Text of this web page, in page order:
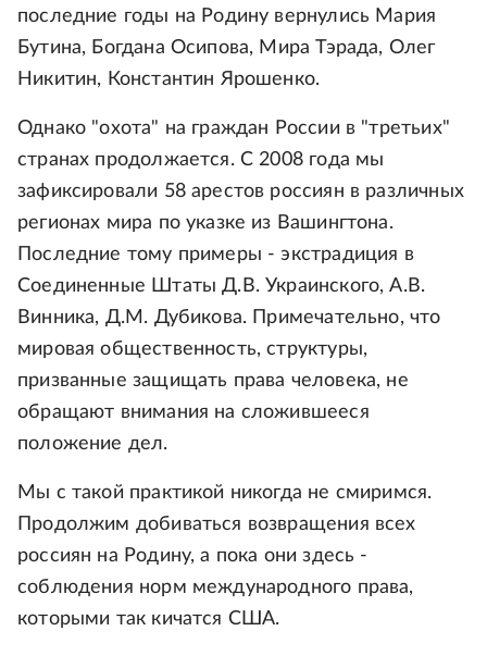
последние годы на Родину вернулись Мария
Бутина, Богдана Осипова, Мира Тэрада, Олег
Никитин, Константин Ярошенко.
Однако "охота" на граждан России в "третьих"
странах продолжается. С 2008 года мы
зафиксировали 58 арестов россиян в различных
регионах мира по указке из Вашингтона.
Последние тому примеры - экстрадиция в
Соединенные Штаты Д.В. Украинского, А.В.
Винника, Д.М. Дубикова. Примечательно, что
мировая общественность, структуры,
призванные защищать права человека, не
обращают внимания на сложившееся
положение дел.
Мы с такой практикой никогда не смиримся.
Продолжим добиваться возвращения всех
россиян на Родину, а пока они здесь -
соблюдения норм международного права,
которыми так кичатся США.